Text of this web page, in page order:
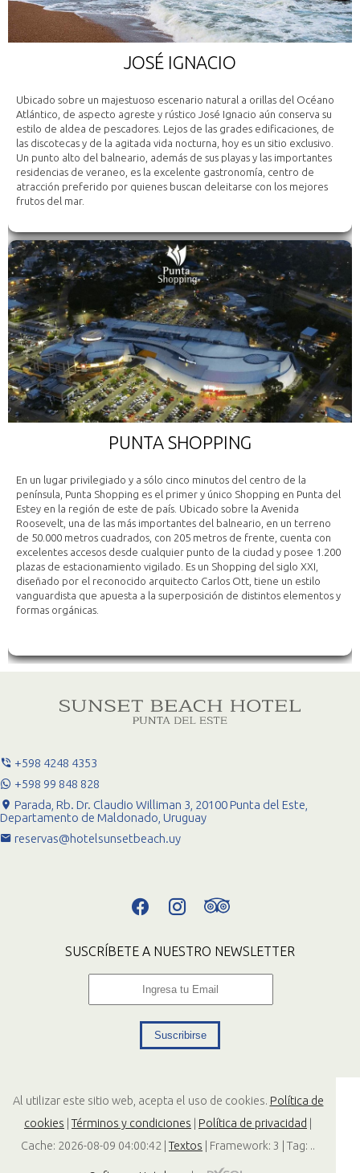
JOSÉ IGNACIO
Ubicado sobre un majestuoso escenario natural a orillas del Océano
Atlántico, de aspecto agreste y rústico José Ignacio aún conserva su
estilo de aldea de pescadores. Lejos de las grades edificaciones, de
las discotecas y de la agitada vida nocturna, hoy es un sitio exclusivo.
Un punto alto del balneario, además de sus playas y las importantes
residencias de veraneo, es la excelente gastronomía, centro de
atracción preferido por quienes buscan deleitarse con los mejores
frutos del mar.
PUNTA SHOPPING
En un lugar privilegiado y a sólo cinco minutos del centro de la
península, Punta Shopping es el primer y único Shopping en Punta del
Estey en la región de este de país. Ubicado sobre la Avenida
Roosevelt, una de las más importantes del balneario, en un terreno
de 50.000 metros cuadrados, con 205 metros de frente, cuenta con
excelentes accesos desde cualquier punto de la ciudad y posee 1.200
plazas de estacionamiento vigilado. Es un Shopping del siglo XXI,
diseñado por el reconocido arquitecto Carlos Ott, tiene un estilo
vanguardista que apuesta a la superposición de distintos elementos y
formas orgánicas.
+598 4248 4353
+598 99 848 828
Parada, Rb. Dr. Claudio Williman 3, 20100 Punta del Este,
Departamento de Maldonado, Uruguay
reservas@hotelsunsetbeach.uy
SUSCRÍBETE A NUESTRO NEWSLETTER
Suscribirse
Al utilizar este sitio web, acepta el uso de cookies. Política de
cookies |Términos y condiciones Política de privacidad
Cache: 2026-08-09 04:00:42 |Textos Framework: 3 | Tag: ..